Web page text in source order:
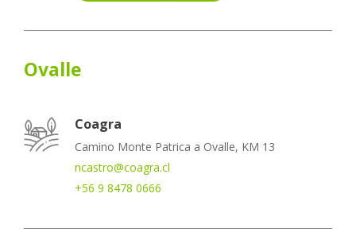
Ovalle
Coagra
Camino Monte Patrica a Ovalle, KM 13
ncastro@coagra.cl
+56 9 8478 0666